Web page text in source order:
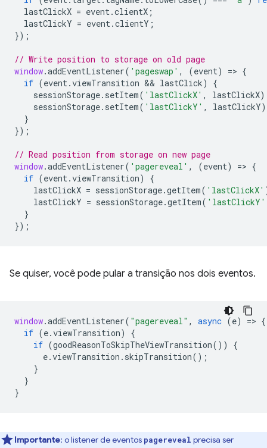
lastClickX = event.clientX ;
lastClickY = event.clientY ;
});
// Write position to storage on old page
window.addEventListener( 'pageswap' , (event) => {
if (event.viewTransition && lastClick)
{
sessionStorage. setItem( 'lastClickX' , lastClickX
sessionStorage. setItem( 'lastClickY' , lastClickY
}
});
// Read position from storage on new page
window.addEventListener( 'pagereveal' , (event) => {
if (event.viewTransition)
{
lastClickX = sessionStorage.getItem( 'lastClickX'
lastClickY = sessionStorage.getItem( 'lastClickY'
}
});
Se quiser, você pode pular a transição nos dois eventos.
window.addEventListener( "pagereveal" , async (e) => {
if (e.viewTransition)
{
if (goodReasonToSkipTheViewTransition())
{
e.viewTransition . skipTransition();
}
}
}
Importante: o listener de eventos pagereveal precisa ser